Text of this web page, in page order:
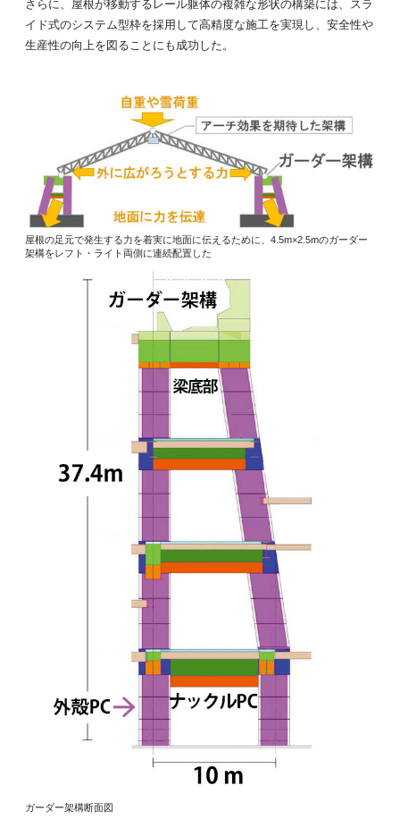
イド式のシステム型枠を採用して高精度な施工を実現し、安全性や
生産性の向上を図ることにも成功した。
屋根の足元で発生する力を着実に地面に伝えるために、4.5m×2.5mのガーダー
架構をレフト・ライト両側に連続配置した
ガーダー架構断面図